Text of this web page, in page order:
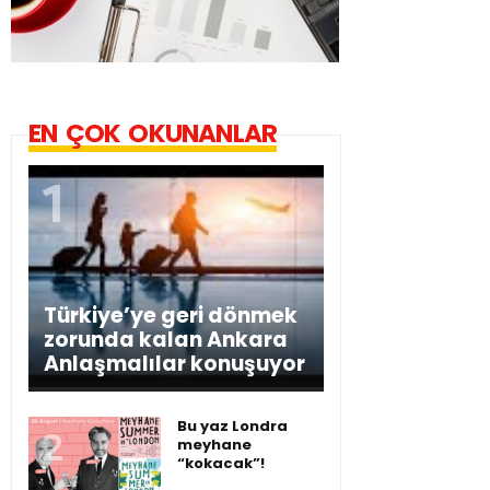
EN ÇOK OKUNANLAR
Türkiye’ye geri dönmek
zorunda kalan Ankara
Anlaşmalılar konuşuyor
Bu yaz Londra
meyhane
“kokacak”!